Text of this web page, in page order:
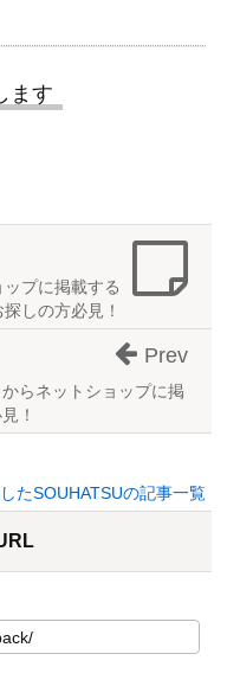
ます
ップに掲載する
しの方必見！
らネットショップに掲
！
Prev
たSOUHATSUの記事一覧